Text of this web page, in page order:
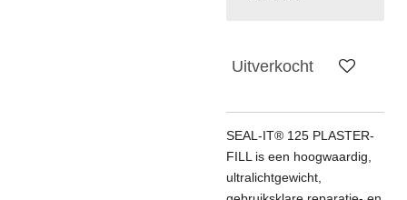
Uitverkocht
SEAL-IT® 125 PLASTER-
FILL is een hoogwaardig,
ultralichtgewicht,